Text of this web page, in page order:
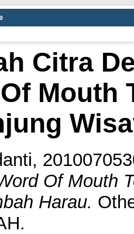
Citra
Mouth
Of Mouth
Harau.